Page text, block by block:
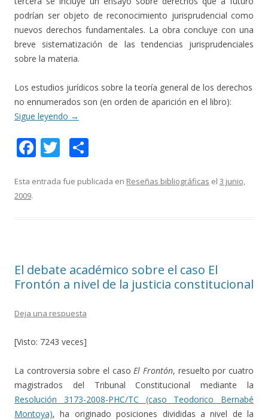
podrían ser objeto de reconocimiento jurisprudencial como
nuevos derechos fundamentales. La obra concluye con una
breve sistematización de las tendencias jurisprudenciales
sobre la materia.
Los estudios jurídicos sobre la teoría general de los derechos
no ennumerados son (en orden de aparición en el libro):
Sigue leyendo →
F
e
k
T
itt m
r
Esta entrada fue publicada en Reseñas bibliográficas el 3 junio,
2009.
El debate académico sobre el caso El
Frontón a nivel de la justicia constitucional
Deja una respuesta
[Visto: 7243 veces]
La controversia sobre el casoEl Frontón, resuelto por cuatro
magistrados del Tribunal Constitucional mediante la
Resolución 3173-2008-PHC/TC (caso Teodorico Bernabé
Montoya), ha originado posiciones divididas a nivel de la